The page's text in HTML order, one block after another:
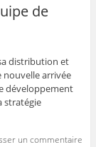
de
distribution et
nouvelle arrivée
développement
stratégie
un commentaire